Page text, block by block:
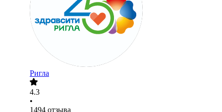
Ригла
4.3
•
1494 отзыва